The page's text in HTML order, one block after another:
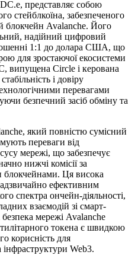
представляє собою
стейблкоїна, забезпеченого
блокчейн Avalanche. Його
надійний цифровий
1:1 до долара США, що
для зростаючої екосистеми
випущена Circle і керована
і довіру
перевагами
безпечний засіб обміну та
який повністю сумісний
переваги від
мережі, що забезпечує
нижчі комісії за
блокчейнами. Ця висока
ефективним
спектра ончейн-діяльності,
взаємодій зі смарт-
мережі Avalanche
токена є швидкою
корисність для
інфраструктури Web3.